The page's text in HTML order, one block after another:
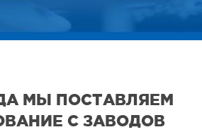
МЫ ПОСТАВЛЯЕМ
С ЗАВОДОВ